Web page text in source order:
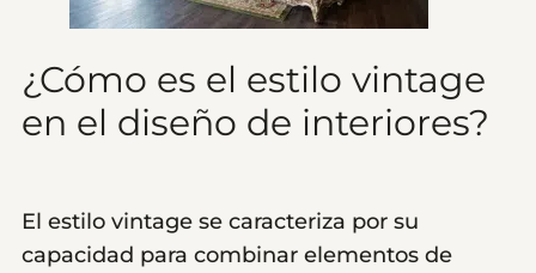
¿Cómo es el estilo vintage
en el diseño de interiores?
El estilo vintage se caracteriza por su
capacidad para combinar elementos de